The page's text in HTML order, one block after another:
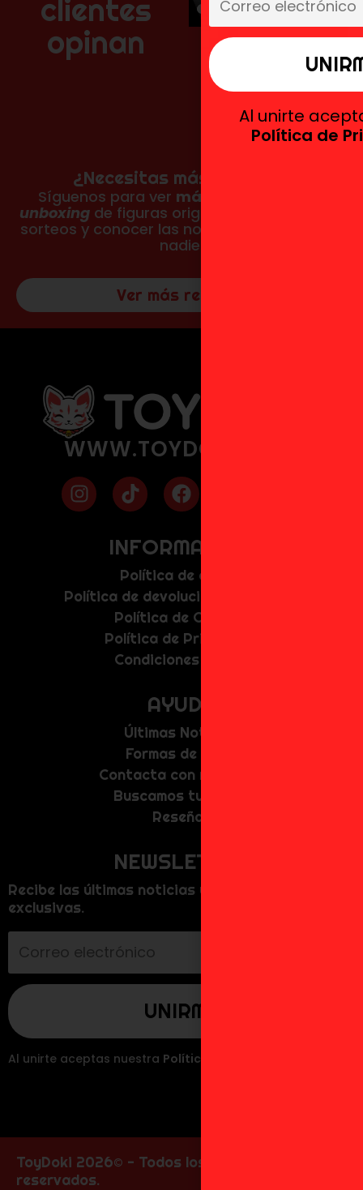
clientes
opinan
¿Necesitas más reseñas?
Síguenos para ver más fotos, vídeos y
unboxing de figuras originales, participar en
sorteos y conocer las novedades antes que
nadie.
Ver más reseñas
WWW.TOYDOKI.COM
INFORMACIÓN
Política de envíos
Política de devolución y anulación
Política de Cookies
Política de Privacidad
Condiciones de uso
AYUDA
Últimas Noticias
Formas de Pago
Contacta con nosotros
Buscamos tu figura
Reseñas
NEWSLETTER
Recibe las últimas noticias y promociones
exclusivas.
Al unirte aceptas nuestra Política de Privacidad
ToyDoki 2026© - Todos los derechos
reservados.
Al unirte
Política de